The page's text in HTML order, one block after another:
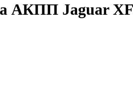
АКПП Jaguar